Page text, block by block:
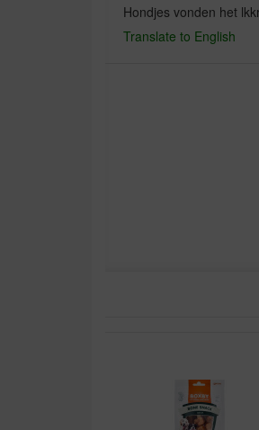
Hondjes vonden het
Translate to English